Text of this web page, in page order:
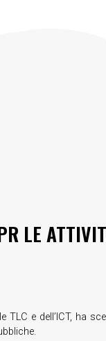
LE
TLC e dell’ICT, ha